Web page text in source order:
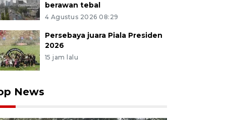
berawan tebal
4 Agustus 2026 08:29
Persebaya juara Piala Presiden
2026
15 jam lalu
News